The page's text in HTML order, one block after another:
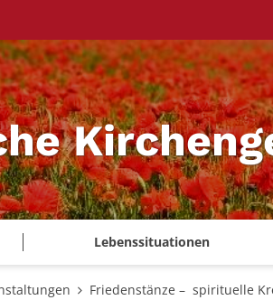
Lebenssituationen
Friedenstänze – spirituelle